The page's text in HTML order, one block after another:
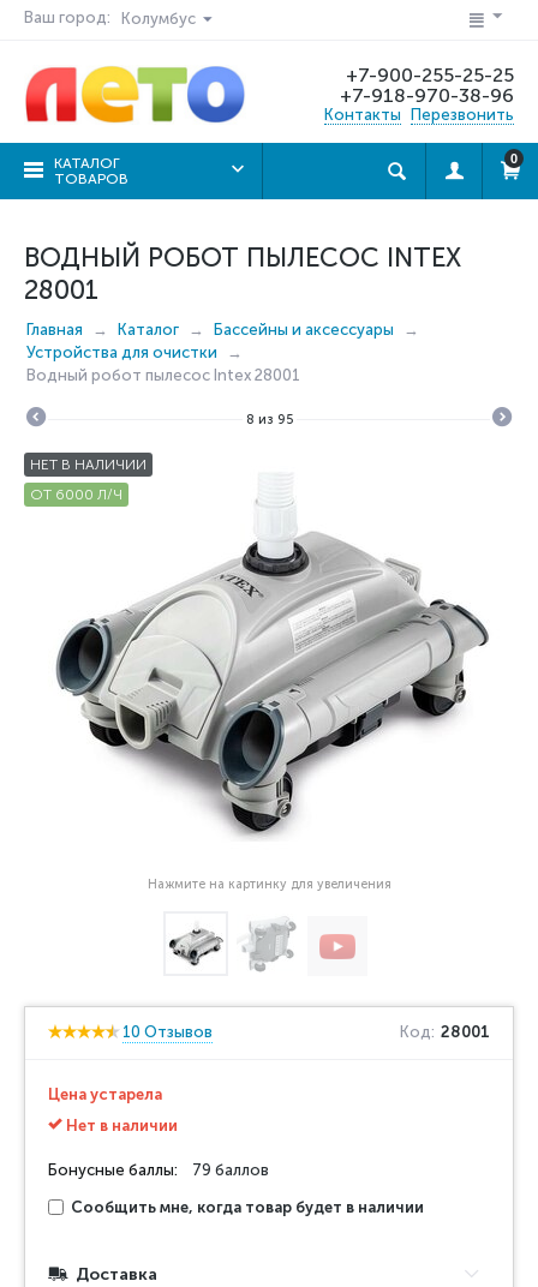
Ваш город: Колумбус
+7-900-255-25-25
+7-918-970-38-96
Контакты Перезвонить
КАТАЛОГ
ТОВАРОВ
0
ВОДНЫЙ РОБОТ ПЫЛЕСОС INTEX
28001
Главная Каталог
Бассейны и аксессуары
Устройства для очистки
Водный робот пылесос Intex 28001
8 из 95
НЕТ В НАЛИЧИИ
ОТ 6000 Л/Ч
Нажмите на картинку для увеличения
10 Отзывов Код: 28001
Цена устарела
Нет в наличии
Бонусные баллы: 79 баллов
Сообщить мне, когда товар будет в наличии
Доставка